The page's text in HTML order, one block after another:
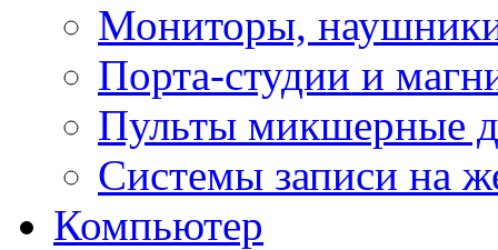
Мониторы,
Порта-студии и
Пульты микшерные
Системы записи на
Компьютер